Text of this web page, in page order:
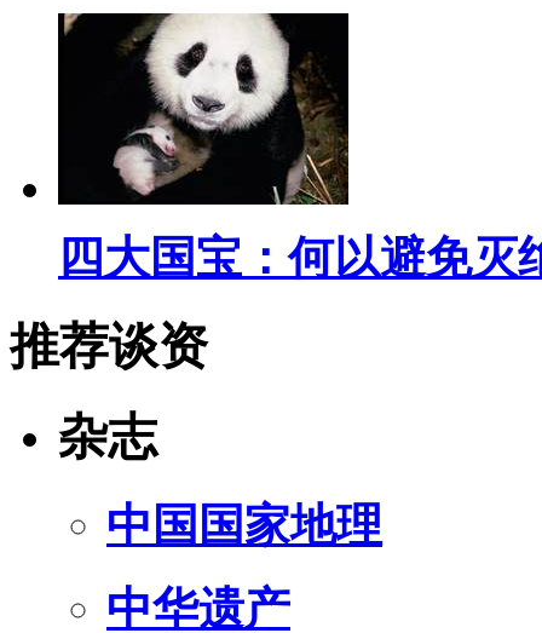
四大国宝：何以避免灭
推荐谈资
杂志
中国国家地理
中华遗产